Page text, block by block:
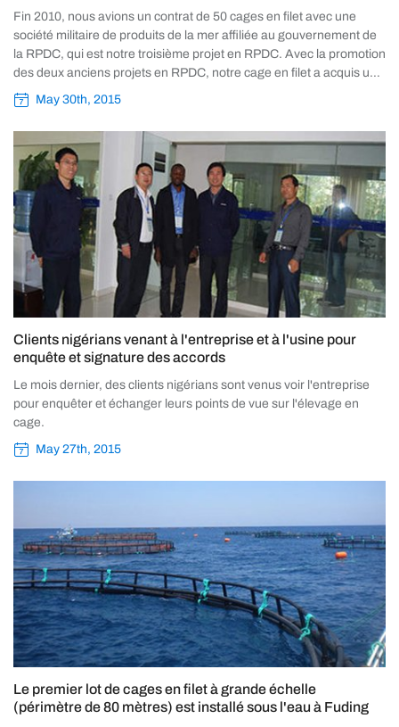
Fin 2010, nous avions un contrat de 50 cages en filet avec une
société militaire de produits de la mer affiliée au gouvernement de
la RPDC, qui est notre troisième projet en RPDC. Avec la promotion
des deux anciens projets en RPDC, notre cage en filet a acquis une
grande réputation dans le cercle de l'aquaculture locale des fruits
de mer et a également jeté des bases solides pour le programme
suivant. Avec ce projet, nous réussissons à étendre notre influence
sur le marché de la RPDC et la part de marché est solidifiée.
May 30th, 2015
Clients nigérians venant à l'entreprise et à l'usine pour
enquête et signature des accords
Le mois dernier, des clients nigérians sont venus voir l'entreprise
pour enquêter et échanger leurs points de vue sur l'élevage en
cage.
May 27th, 2015
Le premier lot de cages en filet à grande échelle
(périmètre de 80 mètres) est installé sous l'eau à Fuding